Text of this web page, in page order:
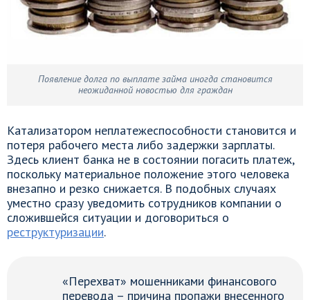
Появление долга по выплате займа иногда становится
неожиданной новостью для граждан
Катализатором неплатежеспособности становится и
потеря рабочего места либо задержки зарплаты.
Здесь клиент банка не в состоянии погасить платеж,
поскольку материальное положение этого человека
внезапно и резко снижается. В подобных случаях
уместно сразу уведомить сотрудников компании о
сложившейся ситуации и договориться о
реструктуризации.
«Перехват» мошенниками финансового
перевода – причина пропажи внесенного